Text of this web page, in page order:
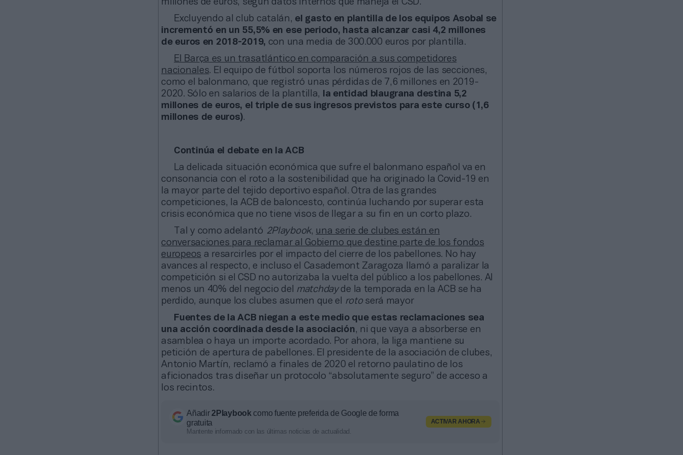
millones de euros, según datos internos que maneja el CSD.
Excluyendo al club catalán, el gasto en plantilla de los equipos Asobal se
incrementó en un 55,5% en ese periodo, hasta alcanzar casi 4,2 millones
de euros en 2018-2019, con una media de 300.000 euros por plantilla.
El Barça es un trasatlántico en comparación a sus competidores
nacionales. El equipo de fútbol soporta los números rojos de las secciones,
como el balonmano, que registró unas pérdidas de 7,6 millones en 2019-
2020. Sólo en salarios de la plantilla,
la entidad blaugrana destina 5,2
millones de euros, el triple de sus ingresos previstos para este curso (1,6
millones de euros).
Continúa el debate en la ACB
La delicada situación económica que sufre el balonmano español va en
consonancia con el roto a la sostenibilidad que ha originado la Covid-19 en
la mayor parte del tejido deportivo español. Otra de las grandes
competiciones, la ACB de baloncesto, continúa luchando por superar esta
crisis económica que no tiene visos de llegar a su fin en un corto plazo.
Tal y como adelantó 2Playbook, una serie de clubes están en
conversaciones para reclamar al Gobierno que destine parte de los fondos
europeos a resarcirles por el impacto del cierre de los pabellones. No hay
avances al respecto, e incluso el Casademont Zaragoza llamó a paralizar la
competición si el CSD no autorizaba la vuelta del público a los pabellones. Al
menos un 40% del negocio del
matchdayde la temporada en la ACB se ha
perdido, aunque los clubes asumen que el
roto será mayor
Fuentes de la ACB niegan a este medio que estas reclamaciones sea
una acción coordinada desde la asociación, ni que vaya a absorberse en
asamblea o haya un importe acordado. Por ahora, la liga mantiene su
petición de apertura de pabellones. El presidente de la asociación de clubes,
Antonio Martín, reclamó a finales de 2020 el retorno paulatino de los
aficionados tras diseñar un protocolo “absolutamente seguro” de acceso a
los recintos.
Añadir2Playbook como fuente preferida de Google de forma
gratuita
Mantente informado con las últimas noticias de actualidad.
ACTIVAR AHORA